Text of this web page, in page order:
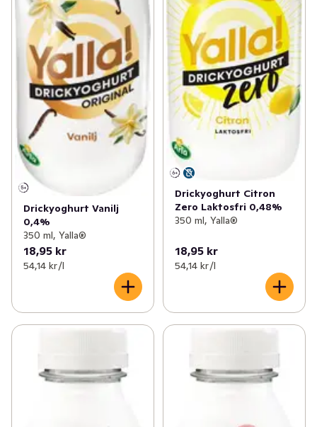
Drickyoghurt Vanilj
0,4%
350 ml, Yalla®
18,95 kr
54,14 kr /l
Drickyoghurt Citron
Zero Laktosfri 0,48%
350 ml, Yalla®
18,95 kr
54,14 kr /l